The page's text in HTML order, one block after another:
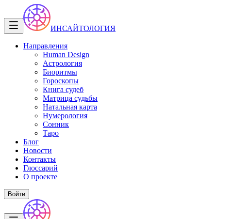
ИНСАЙТОЛОГИЯ
Направления
Human Design
Астрология
Биоритмы
Гороскопы
Книга судеб
Матрица судьбы
Натальная карта
Нумерология
Сонник
Таро
Блог
Новости
Контакты
Глоссарий
О проекте
Войти